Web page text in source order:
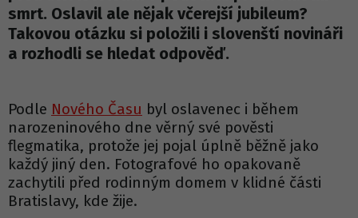
smrt. Oslavil ale nějak včerejší jubileum?
Takovou otázku si položili i slovenští novináři
a rozhodli se hledat odpověď.
Podle Nového Času byl oslavenec i během
narozeninového dne věrný své pověsti
flegmatika, protože jej pojal úplně běžně jako
každý jiný den. Fotografové ho opakovaně
zachytili před rodinným domem v klidné části
Bratislavy, kde žije.